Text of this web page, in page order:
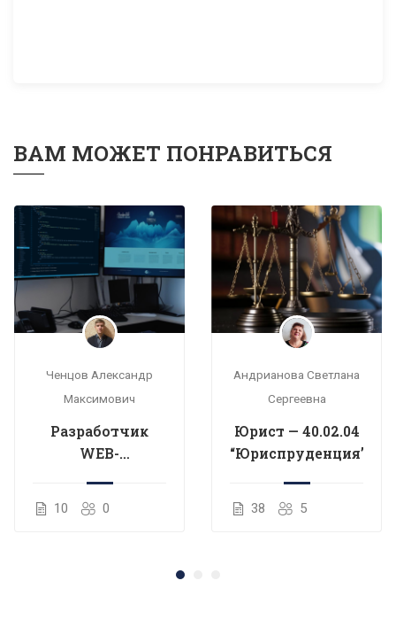
ВАМ МОЖЕТ ПОНРАВИТЬСЯ
Ченцов Александр
Максимович
Разработчик
WEB-
09.02.09 «Веб-
разработка»
10 0
Андрианова Светлана
Сергеевна
Юрист — 40.02.04
“Юриспруденция”
38 5